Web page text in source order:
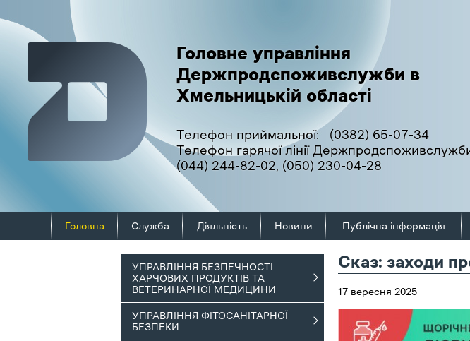
Головне управління
Держпродспоживслужби в
Хмельницькій області
Телефон приймальної:
(0382) 65-07-34
Телефон гарячої лінії
(044) 244-82-02, (050) 230-04-28
Головна Служба Діяльність Новини Публічна інформація
УПРАВЛІННЯ БЕЗПЕЧНОСТІ
ХАРЧОВИХ ПРОДУКТІВ ТА
ВЕТЕРИНАРНОЇ МЕДИЦИНИ
УПРАВЛІННЯ ФІТОСАНІТАРНОЇ
БЕЗПЕКИ
Сказ: заходи
17 вересня 2025